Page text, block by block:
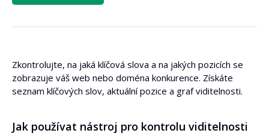
Do pozice
Řadit podle
Zkontrolujte, na jaká klíčová slova a na jakých pozicích se
zobrazuje váš web nebo doména konkurence. Získáte
seznam klíčových slov, aktuální pozice a graf viditelnosti.
Jak používat nástroj pro kontrolu viditelnosti